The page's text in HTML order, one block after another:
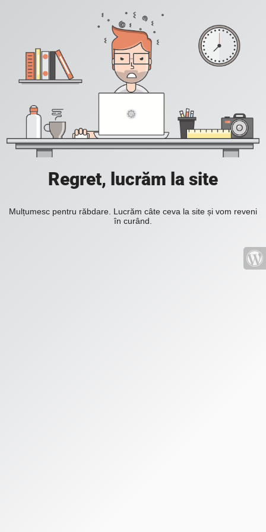
Regret, lucrăm la site
Mulțumesc pentru răbdare. Lucrăm câte ceva la site și vom reveni
în curând.